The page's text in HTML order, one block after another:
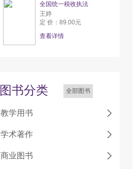
全国统一税收执法
王婷
定 价：89.00元
查看详情
图书分类 全部图书
教学用书
学术著作
商业图书